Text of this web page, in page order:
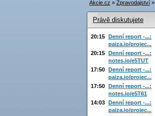
Akcie.cz » Zpravodajství »
Právě diskutujete
20:15 Denní report -...:
paiza.io/projec...
20:15 Denní report -...:
notes.io/e5TUT
17:50 Denní report -...:
paiza.io/projec...
17:50 Denní report -...:
notes.io/e5T61
14:03 Denní report -...:
paiza.io/projec...